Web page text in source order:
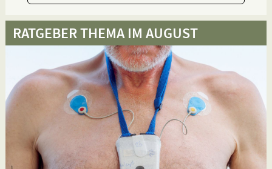
RATGEBER THEMA IM AUGUST